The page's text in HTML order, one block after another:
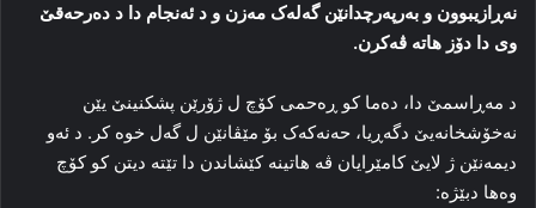
نەڕازیبوون و بەرپەرچدانێن گەلەک مەزن و د ئەنجام دا د دەرحەقێ
وى دا دۆز هاتە ڤەکرن.
د مەڕاسمێ دا، دەما کو ڕەحمی کۆچ ل ژۆرێن پشکنینێ یێن
نەخۆشخانەیێ دگەڕیا، حەنەکەک بۆ مێڤانێن ل گەل خوە کر. د ئەو
دیمەنێن ژ لایێ کامێرایان ڤە هاتینە کێشاندن دا تێتە دیتن کو کۆچ
وەها دبێژە: